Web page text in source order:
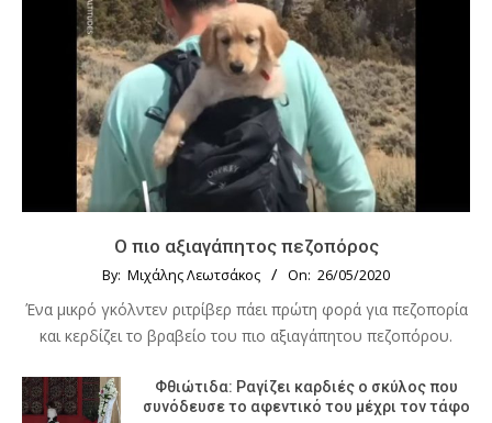
Ο πιο αξιαγάπητος πεζοπόρος
By: Μιχάλης Λεωτσάκος On: 26/05/2020
Ένα μικρό γκόλντεν ριτρίβερ πάει πρώτη φορά για πεζοπορία
και κερδίζει το βραβείο του πιο αξιαγάπητου πεζοπόρου.
Φθιώτιδα: Ραγίζει καρδιές ο σκύλος που
συνόδευσε το αφεντικό του μέχρι τον τάφο